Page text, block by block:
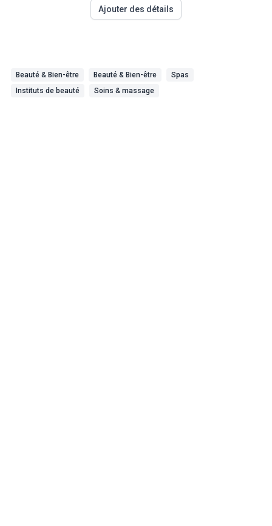
Ajouter des détails
Beauté & Bien-être Beauté & Bien-être
Spas
Instituts de beauté
Soins & massage